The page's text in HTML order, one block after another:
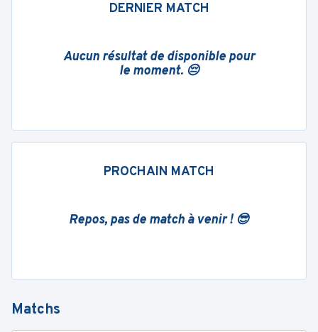
DERNIER MATCH
Aucun résultat de disponible pour
le moment. 😔
PROCHAIN MATCH
Repos, pas de match à venir ! 😎
Matchs